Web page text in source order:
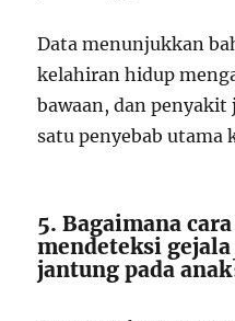
Data menunjukkan
kelahiran hidup
bawaan, dan penyakit
satu penyebab utama
5. Bagaimana
mendeteksi
jantung pada